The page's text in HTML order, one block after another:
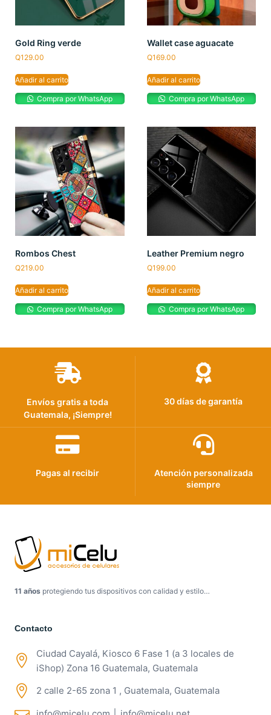
Gold Ring verde
Q129.00
Añadir al carrito
Compra por WhatsApp
Wallet case aguacate
Q169.00
Añadir al carrito
Compra por WhatsApp
Rombos Chest
Q219.00
Añadir al carrito
Compra por WhatsApp
Leather Premium negro
Q199.00
Añadir al carrito
Compra por WhatsApp
Envíos gratis a toda
Guatemala, ¡Siempre!
30 días de garantía
Pagas al recibir
Atención personalizada
siempre
11 años protegiendo tus dispositivos con calidad y estilo…
Contacto
Ciudad Cayalá, Kiosco 6 Fase 1 (a 3 locales de
iShop) Zona 16 Guatemala, Guatemala
2 calle 2-65 zona 1 , Guatemala, Guatemala